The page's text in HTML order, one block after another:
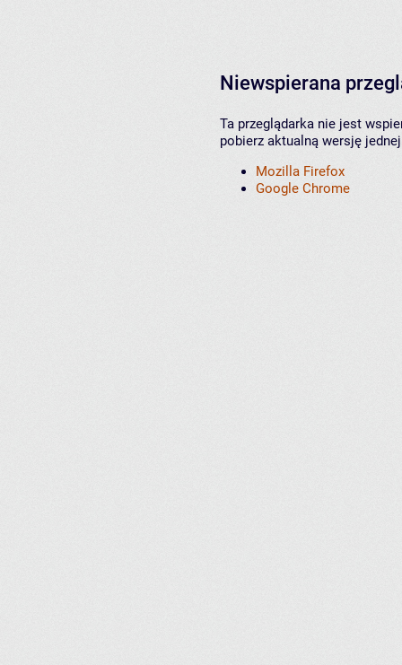
Niewspierana
Ta przeglądarka nie jest
pobierz aktualną wersję
Mozilla Firefox
Google Chrome